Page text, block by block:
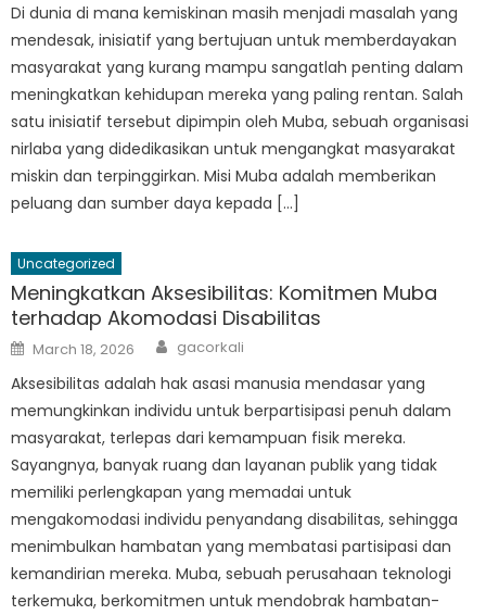
Di dunia di mana kemiskinan masih menjadi masalah yang
mendesak, inisiatif yang bertujuan untuk memberdayakan
masyarakat yang kurang mampu sangatlah penting dalam
meningkatkan kehidupan mereka yang paling rentan. Salah
satu inisiatif tersebut dipimpin oleh Muba, sebuah organisasi
nirlaba yang didedikasikan untuk mengangkat masyarakat
miskin dan terpinggirkan. Misi Muba adalah memberikan
peluang dan sumber daya kepada […]
Uncategorized
Meningkatkan Aksesibilitas: Komitmen Muba
terhadap Akomodasi Disabilitas
Posted
on
March 18, 2026 Author
gacorkali
Aksesibilitas adalah hak asasi manusia mendasar yang
memungkinkan individu untuk berpartisipasi penuh dalam
masyarakat, terlepas dari kemampuan fisik mereka.
Sayangnya, banyak ruang dan layanan publik yang tidak
memiliki perlengkapan yang memadai untuk
mengakomodasi individu penyandang disabilitas, sehingga
menimbulkan hambatan yang membatasi partisipasi dan
kemandirian mereka. Muba, sebuah perusahaan teknologi
terkemuka, berkomitmen untuk mendobrak hambatan-